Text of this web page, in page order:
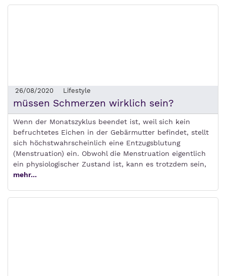
26/08/2020 Lifestyle
müssen Schmerzen wirklich sein?
Wenn der Monatszyklus beendet ist, weil sich kein
befruchtetes Eichen in der Gebärmutter befindet, stellt
sich höchstwahrscheinlich eine Entzugsblutung
(Menstruation) ein. Obwohl die Menstruation eigentlich
ein physiologischer Zustand ist, kann es trotzdem sein,
mehr...